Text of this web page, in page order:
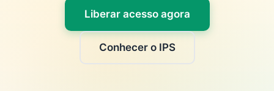
Liberar acesso agora
Conhecer o IPS